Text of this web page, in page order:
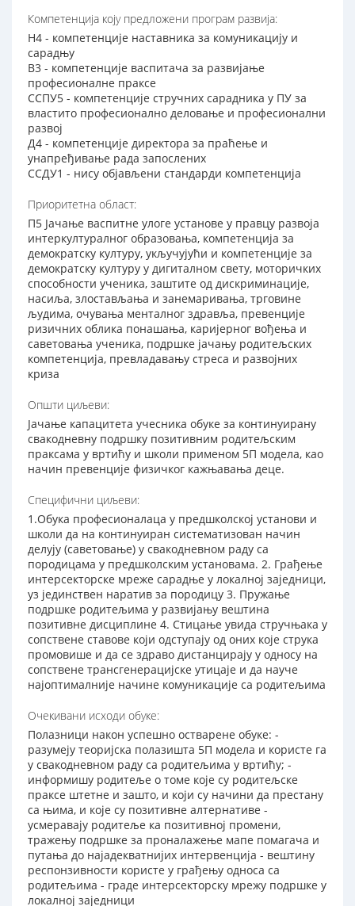
Компетенција коју предложени програм развија:
Н4 - компетенције наставника за комуникацију и
сарадњу
В3 - компетенције васпитача за развијање
професионалне праксе
ССПУ5 - компетенције стручних сарадника у ПУ за
властито професионално деловање и професионални
развој
Д4 - компетенције директора за праћење и
унапређивање рада запослених
ССДУ1 - нису објављени стандарди компетенција
Приоритетна област:
П5 Јачање васпитне улоге установе у правцу развоја
интеркултуралног образовања, компетенција за
демократску културу, укључујући и компетенције за
демократску културу у дигиталном свету, моторичких
способности ученика, заштите од дискриминације,
насиља, злостављања и занемаривања, трговине
људима, очувања менталног здравља, превенције
ризичних облика понашања, каријерног вођења и
саветовања ученика, подршке јачању родитељских
компетенција, превладавању стреса и развојних
криза
Општи циљеви:
Јачање капацитета учесника обуке за континуирану
свакодневну подршку позитивним родитељским
праксама у вртићу и школи применом 5П модела, као
начин превенције физичког кажњавања деце.
Специфични циљеви:
1.Oбука професионалаца у предшколској установи и
школи да на континуиран систематизован начин
делују (саветовање) у свакодневном раду са
породицама у предшколским установама. 2. Грађење
интерсекторске мреже сарадње у локалној заједници,
уз јединствен наратив за породицу 3. Пружање
подршке родитељима у развијању вештина
позитивне дисциплине 4. Стицање увида стручњака у
сопствене ставове који одступају од оних које струка
промовише и да се здраво дистанцирају у односу на
сопствене трансгенерацијске утицаје и да науче
најоптималније начине комуникације са родитељима
Очекивани исходи обуке:
Полазници након успешно остварене обуке: -
разумеју теоријска полазишта 5П модела и користе га
у свакодневном раду са родитељима у вртићу; -
информишу родитеље о томе које су родитељске
праксе штетне и зашто, и који су начини да престану
са њима, и које су позитивне алтернативе -
усмеравају родитеље ка позитивној промени,
тражењу подршке за проналажење мапе помагача и
путања до најадекватнијих интервенција - вештину
респонзивности користе у грађењу односа са
родитељима - граде интерсекторску мрежу подршке у
локалној заједници